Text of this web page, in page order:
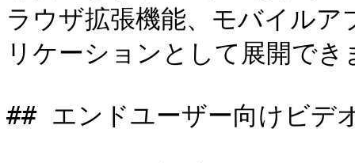
ラウザ拡張機能、モバイル
リケーションとして展開でき
## エンドユーザー向けビデ